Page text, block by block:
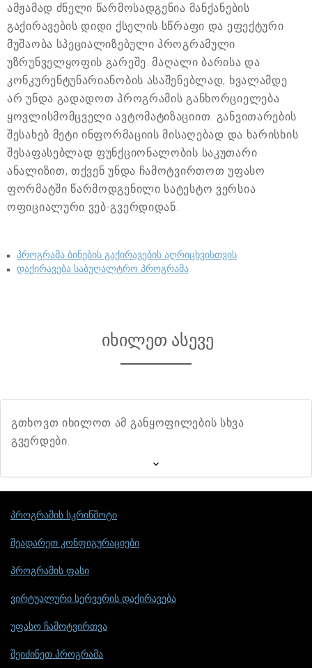
ამჟამად ძნელი წარმოსადგენია მანქანების
გაქირავების დიდი ქსელის სწრაფი და ეფექტური
მუშაობა სპეციალიზებული პროგრამული
უზრუნველყოფის გარეშე. მაღალი ბარისა და
კონკურენტუნარიანობის ასაშენებლად, ხვალამდე
არ უნდა გადადოთ პროგრამის განხორციელება
ყოვლისმომცველი ავტომატიზაციით. განვითარების
შესახებ მეტი ინფორმაციის მისაღებად და ხარისხის
შესაფასებლად ფუნქციონალობის საკუთარი
ანალიზით, თქვენ უნდა ჩამოტვირთოთ უფასო
ფორმატში წარმოდგენილი სატესტო ვერსია
ოფიციალური ვებ-გვერდიდან.
პროგრამა ბინების გაქირავების აღრიცხვისთვის
დაქირავება საბუღალტრო პროგრამა
იხილეთ ასევე
გთხოვთ იხილოთ ამ განყოფილების სხვა
გვერდები.
პროგრამის სკრინშოტი
შეადარეთ კონფიგურაციები
პროგრამის ფასი
ვირტუალური სერვერის დაქირავება
უფასო ჩამოტვირთვა
შეიძინეთ პროგრამა